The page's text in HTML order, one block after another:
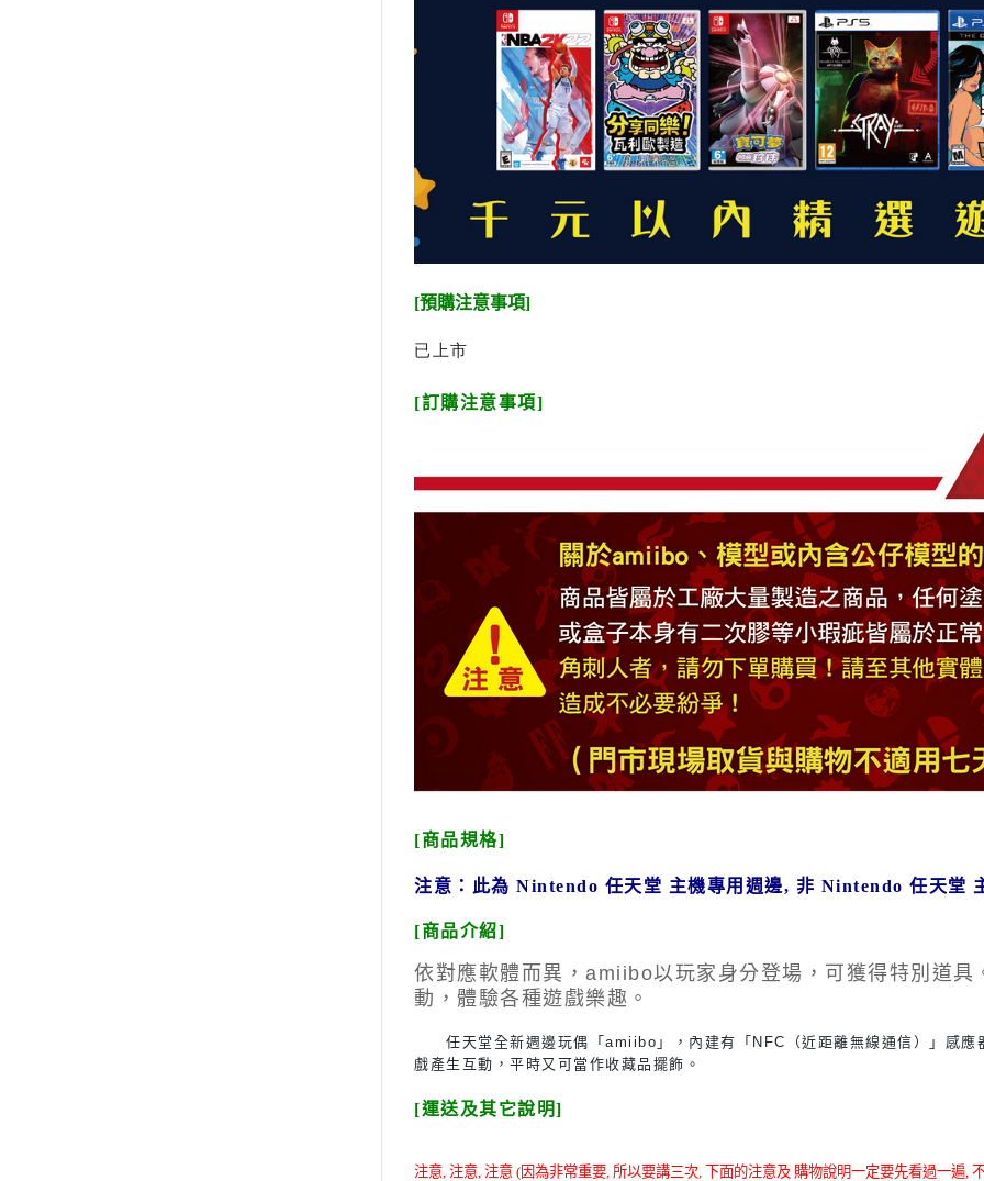
[預購注意事項]
已上市
[訂購注意事項]
[商品規格]
注意：此為 Nintendo 任天堂 主機專用週邊, 非 Nintendo 任天堂
[商品介紹]
依對應軟體而異，amiibo以玩家身分登場，可獲得特別道
動，體驗各種遊戲樂趣。
任天堂全新週邊玩偶「amiibo」，內建有「NFC（近距離無線通信）」感應
戲產生互動，平時又可當作收藏品擺飾。
[運送及其它說明]
注意, 注意, 注意 (因為非常重要, 所以要講三次, 下面的注意及 購物說明一定要先看過一遍,